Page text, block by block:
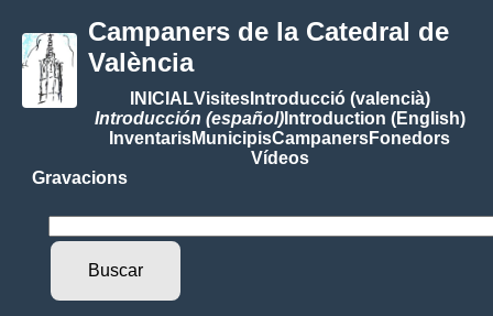
Campaners de la Catedral de
València
INICIALVisitesIntroducció (valencià)
Introducción (español)Introduction (English)
InventarisMunicipisCampanersFonedors
Vídeos
Gravacions